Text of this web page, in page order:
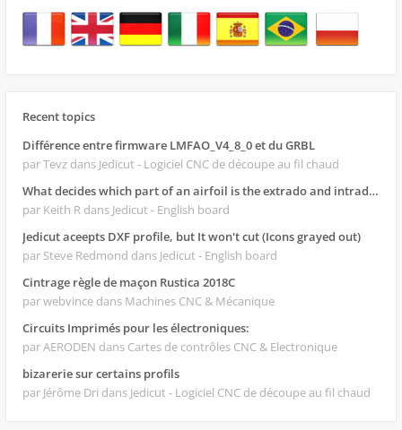
Recent topics
Différence entre firmware LMFAO_V4_8_0 et du GRBL
par Tevz dans Jedicut - Logiciel CNC de découpe au fil chaud
What decides which part of an airfoil is the extrado and intrado?
par Keith R dans Jedicut - English board
Jedicut aceepts DXF profile, but It won't cut (Icons grayed out)
par Steve Redmond dans Jedicut - English board
Cintrage règle de maçon Rustica 2018C
par webvince dans Machines CNC & Mécanique
Circuits Imprimés pour les électroniques:
par AERODEN dans Cartes de contrôles CNC & Electronique
bizarerie sur certains profils
par Jérôme Dri dans Jedicut - Logiciel CNC de découpe au fil chaud